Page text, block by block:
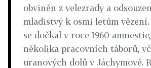
obviněn z velezrady a
mladistvý k osmi letům vězení.
se dočkal v roce 1960
několika pracovních táborů,
uranových dolů v Jáchymově.